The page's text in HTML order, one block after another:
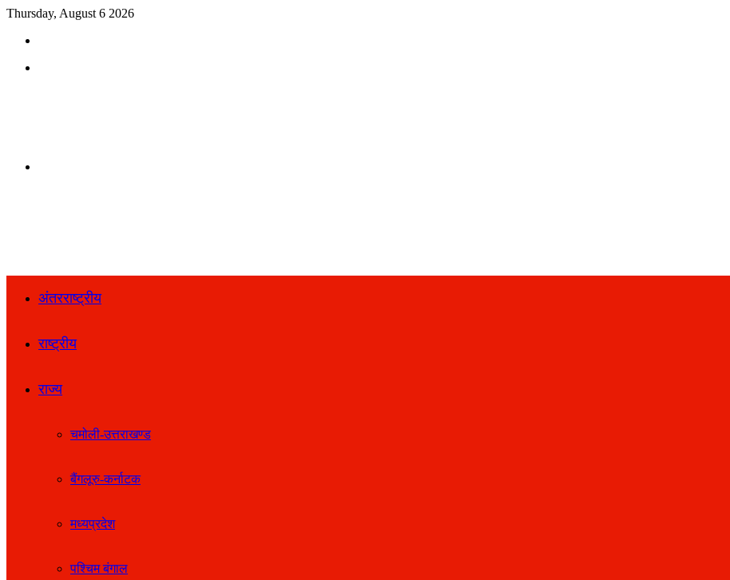
Thursday, August 6 2026
अंतरराष्ट्रीय
राष्ट्रीय
राज्य
चमोली-उत्तराखण्ड
बैंगलूरु-कर्नाटक
मध्यप्रदेश
पश्चिम बंगाल